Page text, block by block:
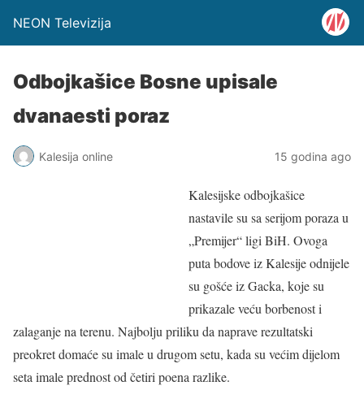
NEON Televizija
Odbojkašice Bosne upisale
dvanaesti poraz
Kalesija online 15 godina ago
Kalesijske odbojkašice
nastavile su sa serijom poraza u
„Premijer“ ligi BiH. Ovoga
puta bodove iz Kalesije odnijele
su gošće iz Gacka, koje su
prikazale veću borbenost i
zalaganje na terenu. Najbolju priliku da naprave rezultatski
preokret domaće su imale u drugom setu, kada su većim dijelom
seta imale prednost od četiri poena razlike.